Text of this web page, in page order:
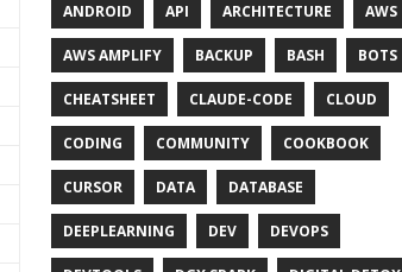
ANDROID API ARCHITECTURE AWS
AWS AMPLIFY BACKUP BASH BOTS
CHEATSHEET CLAUDE-CODE CLOUD
CODING COMMUNITY COOKBOOK
CURSOR DATA DATABASE
DEEPLEARNING DEV DEVOPS